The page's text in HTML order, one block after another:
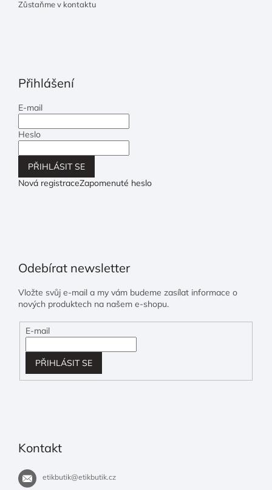
Zůstaňme v kontaktu
Přihlášení
E-mail
Heslo
PŘIHLÁSIT SE
Nová registraceZapomenuté heslo
Odebírat newsletter
Vložte svůj e-mail a my vám budeme zasílat informace o
nových produktech na našem e-shopu.
E-mail
PŘIHLÁSIT SE
Kontakt
etikbutik@etikbutik.cz